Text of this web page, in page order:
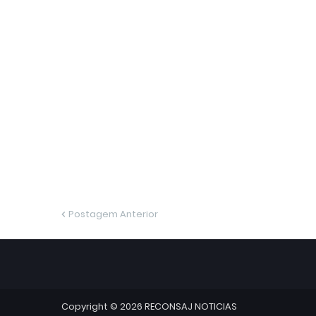
Postagem Anterior
Copyright © 2026 RECONSAJ NOTICIAS